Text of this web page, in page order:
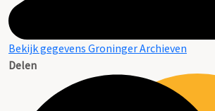
Bekijk gegevens Groninger Archieven
Delen